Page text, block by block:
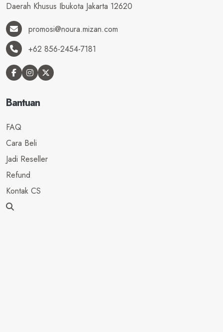
Daerah Khusus Ibukota Jakarta 12620
promosi@noura.mizan.com
+62 856-2454-7181
Bantuan
FAQ
Cara Beli
Jadi Reseller
Refund
Kontak CS